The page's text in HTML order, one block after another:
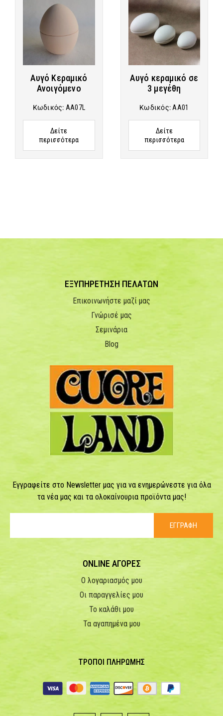
Αυγό Κεραμικό
Ανοιγόμενο
Κωδικός: AA07L
Δείτε
περισσότερα
Αυγό κεραμικό σε
3 μεγέθη
Κωδικός: AA01
Δείτε
περισσότερα
ΕΞΥΠΗΡΕΤΗΣΗ ΠΕΛΑΤΩΝ
Επικοινωνήστε μαζί μας
Γνώρισέ μας
Σεμινάρια
Blog
Εγγραφείτε στο Newsletter μας για να ενημερώνεστε για όλα
τα νέα μας και τα ολοκαίνουρια προϊόντα μας!
ΕΓΓΡΑΦΗ
ONLINE ΑΓΟΡΕΣ
Ο λογαριασμός μου
Οι παραγγελίες μου
Το καλάθι μου
Τα αγαπημένα μου
ΤΡΟΠΟΙ ΠΛΗΡΩΜΗΣ